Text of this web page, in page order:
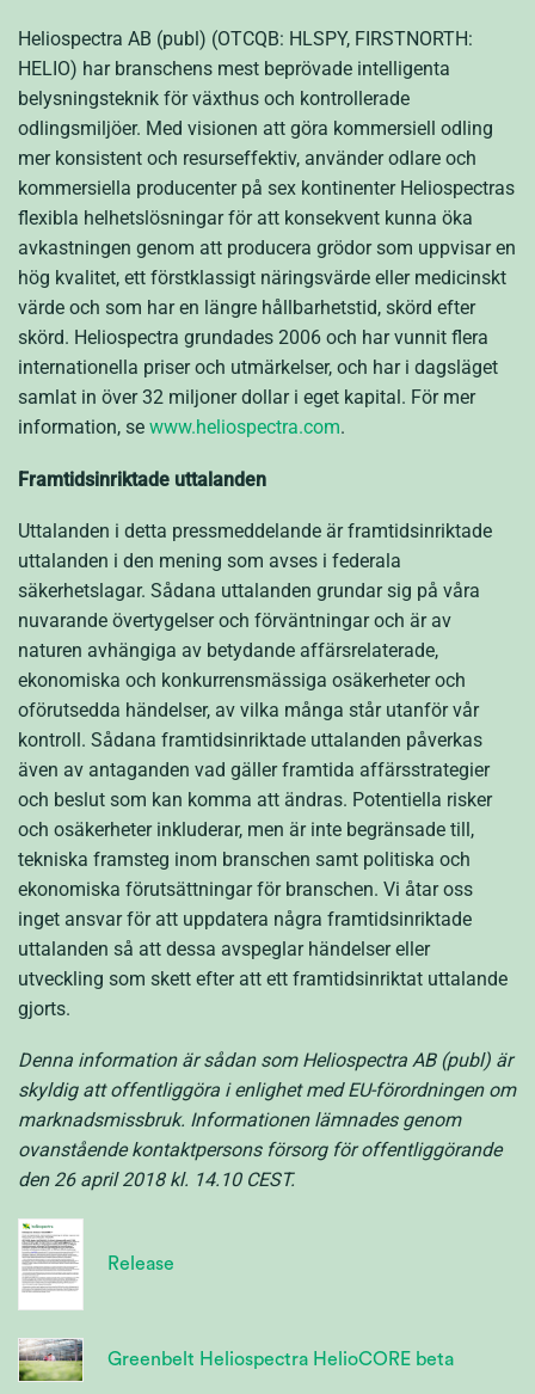
Heliospectra AB (publ) (OTCQB: HLSPY, FIRSTNORTH:
HELIO) har branschens mest beprövade intelligenta
belysningsteknik för växthus och kontrollerade
odlingsmiljöer. Med visionen att göra kommersiell odling
mer konsistent och resurseffektiv, använder odlare och
kommersiella producenter på sex kontinenter Heliospectras
flexibla helhetslösningar för att konsekvent kunna öka
avkastningen genom att producera grödor som uppvisar en
hög kvalitet, ett förstklassigt näringsvärde eller medicinskt
värde och som har en längre hållbarhetstid, skörd efter
skörd. Heliospectra grundades 2006 och har vunnit flera
internationella priser och utmärkelser, och har i dagsläget
samlat in över 32 miljoner dollar i eget kapital. För mer
information, se www.heliospectra.com.
Framtidsinriktade uttalanden
Uttalanden i detta pressmeddelande är framtidsinriktade
uttalanden i den mening som avses i federala
säkerhetslagar. Sådana uttalanden grundar sig på våra
nuvarande övertygelser och förväntningar och är av
naturen avhängiga av betydande affärsrelaterade,
ekonomiska och konkurrensmässiga osäkerheter och
oförutsedda händelser, av vilka många står utanför vår
kontroll. Sådana framtidsinriktade uttalanden påverkas
även av antaganden vad gäller framtida affärsstrategier
och beslut som kan komma att ändras. Potentiella risker
och osäkerheter inkluderar, men är inte begränsade till,
tekniska framsteg inom branschen samt politiska och
ekonomiska förutsättningar för branschen. Vi åtar oss
inget ansvar för att uppdatera några framtidsinriktade
uttalanden så att dessa avspeglar händelser eller
utveckling som skett efter att ett framtidsinriktat uttalande
gjorts.
Denna information är sådan som Heliospectra AB (publ) är
skyldig att offentliggöra i enlighet med EU-förordningen om
marknadsmissbruk. Informationen lämnades genom
ovanstående kontaktpersons försorg för offentliggörande
den 26 april 2018 kl. 14.10 CEST.
Release
Greenbelt Heliospectra HelioCORE beta